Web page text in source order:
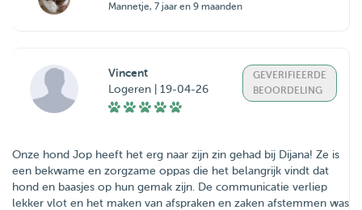
Mannetje, 7 jaar en 9 maanden
Vincent
Logeren | 19-04-26
GEVERIFIEERDE
BEOORDELING
Onze hond Jop heeft het erg naar zijn zin gehad bij Dijana! Ze is
een bekwame en zorgzame oppas die het belangrijk vindt dat
hond en baasjes op hun gemak zijn. De communicatie verliep
lekker vlot en het maken van afspraken en zaken afstemmen was